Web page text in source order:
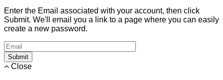
Enter the Email associated with your account, then click
Submit. We'll email you a link to a page where you can easily
create a new password.
Submit
Close